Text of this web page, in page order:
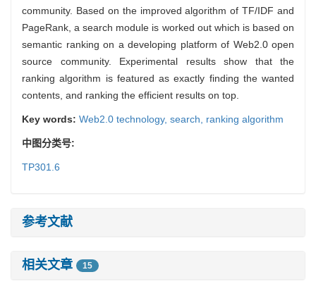
community. Based on the improved algorithm of TF/IDF and
PageRank, a search module is worked out which is based on
semantic ranking on a developing platform of Web2.0 open
source community. Experimental results show that the
ranking algorithm is featured as exactly finding the wanted
contents, and ranking the efficient results on top.
Key words: Web2.0 technology, search, ranking algorithm
中图分类号:
TP301.6
参考文献
相关文章 15